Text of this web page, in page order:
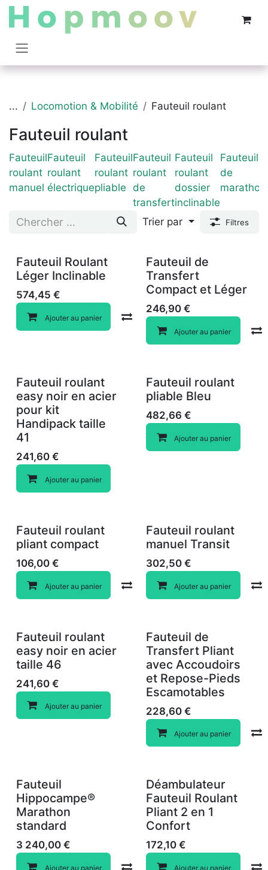
Se rendre au contenu
... Locomotion & Mobilité Fauteuil roulant
Fauteuil roulant
Fauteuil
roulant
manuel
Fauteuil
roulant
électrique
Fauteuil
roulant
pliable
Fauteuil
roulant
de
transfert
Fauteuil
roulant
dossier
inclinable
Fauteuil
de
marathon
Trier par Filtres
Fauteuil Roulant
Léger Inclinable
574,45 €
Ajouter au panier Compare
Fauteuil de
Transfert
Compact et Léger
246,90€
Ajouter au panier
Fauteuil roulant
easy noir en acier
pour kit
Handipack taille
41
241,60 €
Ajouter au panier
Fauteuil roulant
pliable Bleu
482,66 €
Ajouter au panier
Fauteuil roulant
pliant compact
106,00 €
Ajouter au panier Compare
Nouveau !
Fauteuil roulant
manuel Transit
302,50€
Ajouter au panier
Fauteuil roulant
easy noir en acier
taille 46
241,60 €
Ajouter au panier
Fauteuil de
Transfert Pliant
avec Accoudoirs
et Repose-Pieds
Escamotables
228,60€
Ajouter au panier
Fauteuil
Hippocampe®
Marathon
standard
3 240,00 €
Ajouter au panier Compare
Déambulateur
Fauteuil Roulant
Pliant 2 en 1
Confort
172,10€
Ajouter au panier